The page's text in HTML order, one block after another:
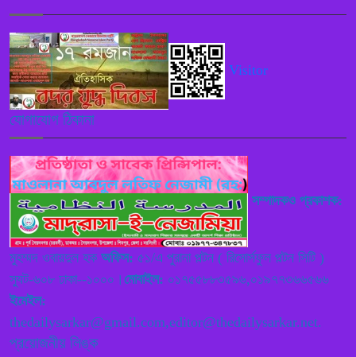
পুলিশ কোনো বিশেষ দলের বা গোষ্ঠীর
লাঠিয়াল বাহিনী হিসেবে কাজ করবে নাঃ
স্বরাষ্ট্রমন্ত্রী
৬
নরসিংদী শিবপুরে ইসলামী ব্যাংকের নতুন
এজেন্ট শাখা নিয়ে বিতর্ক, নিয়ম লঙ্ঘনের
অভিযোগ
৭
বাংলাদেশের সরকার বা এদেশ পরিচালনা
রাজতন্ত্র না গণতান্ত্রিক পদ্ধতিতে বিগত
দিনে হয়েছে ,বতমানে কি পদ্ধতিতে হচ্ছে,
ভবিষ্যতে রাজতন্ত্র না গণতান্ত্রিক হবে তা নিধারণ করে বাংলাদেশের উন্নয়ন
ঘটাতে হবে ——— বাংলাদেশ নেজামে ইসলাম পাটি
৮
Visitor
যোগাযোগ ঠিকানা
সম্পাদকও প্রকাশক:
মুহম্মদ ওবায়দুল হক অফিস: ৫১/এ পুরানা পল্টন ( রিসোর্সফুল পল্টন সিটি )
স্যুট-৬০৮ ঢাকা--১০০০। মোবাইল: ০১৭৫৫৮৮৩৫৯৬,০১৯৭৭৩৬৬৫৬৬
ইমেইল:
thedailysarkar@gmail.com,editor@thedailysarkar.net.
প্রয়োজনীয় লিঙ্ক